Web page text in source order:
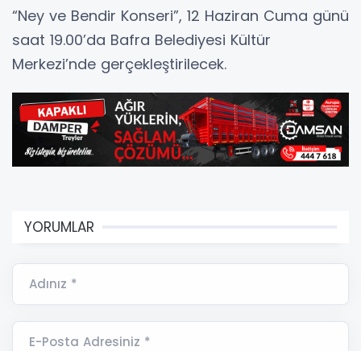
“Ney ve Bendir Konseri”, 12 Haziran Cuma günü
saat 19.00’da Bafra Belediyesi Kültür
Merkezi’nde gerçekleştirilecek.
YORUMLAR
Adınız *
E-Posta Adresiniz *